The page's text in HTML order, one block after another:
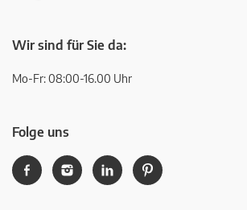
Wir sind für Sie da:
Mo-Fr: 08:00-16.00 Uhr
Folge uns